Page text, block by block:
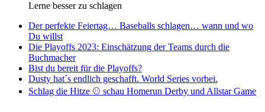
Lerne besser zu schlagen
Der perfekte Feiertag… Baseballs schlagen… wann und wo
Du willst
Die Playoffs 2023: Einschätzung der Teams durch die
Buchmacher
Bist du bereit für die Playoffs?
Dusty hat´s endlich geschafft. World Series vorbei.
Schlag die Hitze ⚾️ schau Homerun Derby und Allstar Game